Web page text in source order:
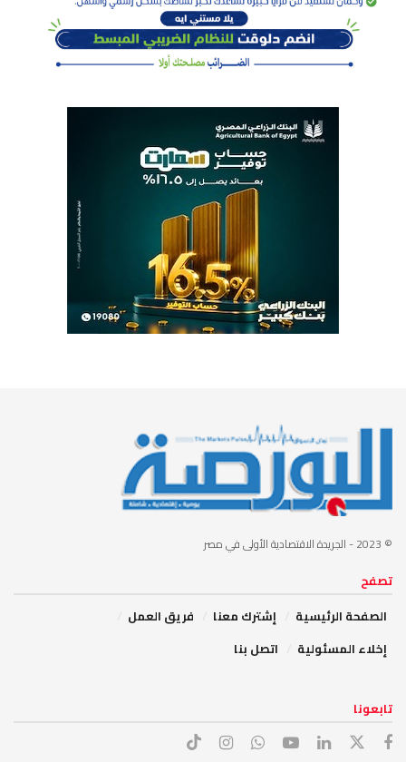
© 2023 - الجريدة الاقتصادية الأولى في مصر
تصفح
الصفحة الرئيسية
إشترك معنا
فريق العمل
إخلاء المسئولية
اتصل بنا
تابعونا